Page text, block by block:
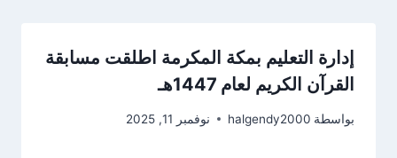
إدارة التعليم بمكة المكرمة اطلقت مسابقة
القرآن الكريم لعام 1447هـ
بواسطة halgendy2000 نوفمبر 11, 2025